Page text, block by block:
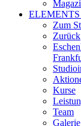
ELEMENTS
Zum
Zurück
Kurse
Team
Galerie